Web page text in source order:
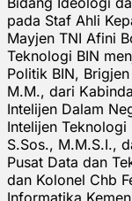
pada Staf Ahli
Mayjen TNI Afini
Teknologi BIN
Politik BIN,
M.M., dari
Intelijen Dalam
Intelijen Teknologi
S.Sos., M.M.S.I.,
Pusat Data dan
dan Kolonel Chb
Informatika